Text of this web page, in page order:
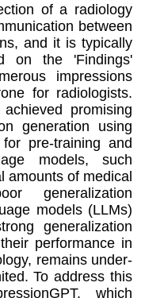
of a radiology
between
and it is typically
on the 'Findings'
impressions
for radiologists.
promising
generation using
pre-training and
models, such
amounts of medical
generalization
models (LLMs)
generalization
performance in
remains under-
To address this
which